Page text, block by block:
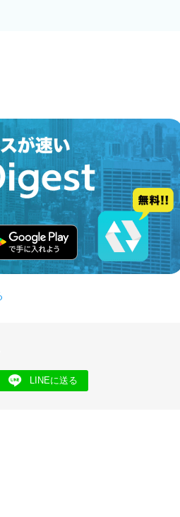
LINEに送る